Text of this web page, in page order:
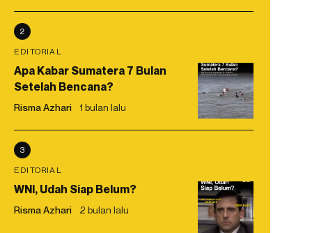
2
EDITORIAL
Apa Kabar Sumatera 7 Bulan
Setelah Bencana?
Risma Azhari 1 bulan lalu
3
EDITORIAL
WNI, Udah Siap Belum?
Risma Azhari 2 bulan lalu